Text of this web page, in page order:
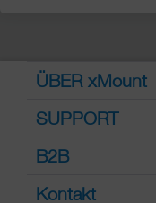
ÜBER xMount
SUPPORT
B2B
Kontakt